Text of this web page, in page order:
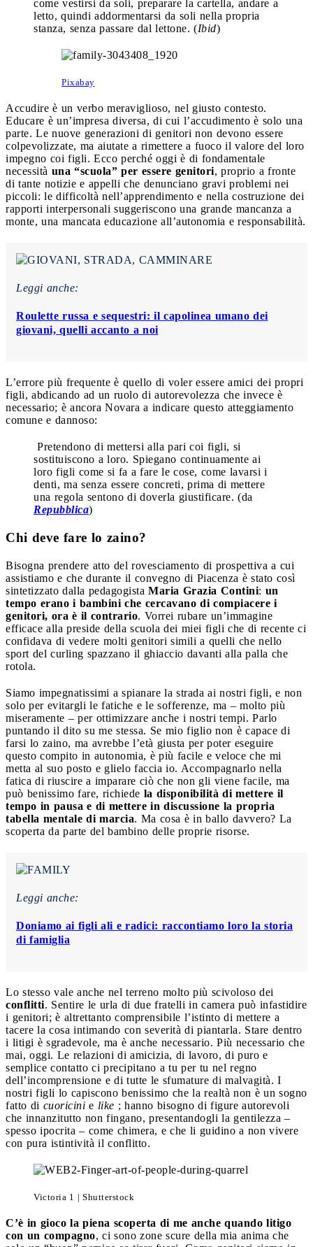
come vestirsi da soli, preparare la cartella, andare a
letto, quindi addormentarsi da soli nella propria
stanza, senza passare dal lettone. (Ibid)
Pixabay
Accudire è un verbo meraviglioso, nel giusto contesto.
Educare è un’impresa diversa, di cui l’accudimento è solo una
parte. Le nuove generazioni di genitori non devono essere
colpevolizzate, ma aiutate a rimettere a fuoco il valore del loro
impegno coi figli. Ecco perché oggi è di fondamentale
necessità una “scuola” per essere genitori, proprio a fronte
di tante notizie e appelli che denunciano gravi problemi nei
piccoli: le difficoltà nell’apprendimento e nella costruzione dei
rapporti interpersonali suggeriscono una grande mancanza a
monte, una mancata educazione all’autonomia e responsabilità.
Leggi anche:
Roulette russa e sequestri: il capolinea umano dei
giovani, quelli accanto a noi
L’errore più frequente è quello di voler essere amici dei propri
figli, abdicando ad un ruolo di autorevolezza che invece è
necessario; è ancora Novara a indicare questo atteggiamento
comune e dannoso:
Pretendono di mettersi alla pari coi figli, si
sostituiscono a loro. Spiegano continuamente ai
loro figli come si fa a fare le cose, come lavarsi i
denti, ma senza essere concreti, prima di mettere
una regola sentono di doverla giustificare. (da
Repubblica)
Chi deve fare lo zaino?
Bisogna prendere atto del rovesciamento di prospettiva a cui
assistiamo e che durante il convegno di Piacenza è stato così
sintetizzato dalla pedagogista Maria Grazia Contini: un
tempo erano i bambini che cercavano di compiacere i
genitori, ora è il contrario. Vorrei rubare un’immagine
efficace alla preside della scuola dei miei figli che di recente ci
confidava di vedere molti genitori simili a quelli che nello
sport del curling spazzano il ghiaccio davanti alla palla che
rotola.
Siamo impegnatissimi a spianare la strada ai nostri figli, e non
solo per evitargli le fatiche e le sofferenze, ma – molto più
miseramente – per ottimizzare anche i nostri tempi. Parlo
puntando il dito su me stessa. Se mio figlio non è capace di
farsi lo zaino, ma avrebbe l’età giusta per poter eseguire
questo compito in autonomia, è più facile e veloce che mi
metta al suo posto e glielo faccia io. Accompagnarlo nella
fatica di riuscire a imparare ciò che non gli viene facile, ma
può benissimo fare, richiede la disponibilità di mettere il
tempo in pausa e di mettere in discussione la propria
tabella mentale di marcia. Ma cosa è in ballo davvero? La
scoperta da parte del bambino delle proprie risorse.
Leggi anche:
Doniamo ai figli ali e radici: raccontiamo loro la storia
di famiglia
Lo stesso vale anche nel terreno molto più scivoloso dei
conflitti. Sentire le urla di due fratelli in camera può infastidire
i genitori; è altrettanto comprensibile l’istinto di mettere a
tacere la cosa intimando con severità di piantarla. Stare dentro
i litigi è sgradevole, ma è anche necessario. Più necessario che
mai, oggi. Le relazioni di amicizia, di lavoro, di puro e
semplice contatto ci precipitano a tu per tu nel regno
dell’incomprensione e di tutte le sfumature di malvagità. I
nostri figli lo capiscono benissimo che la realtà non è un sogno
fatto di cuoricini e like ; hanno bisogno di figure autorevoli
che innanzitutto non fingano, presentandogli la gentilezza –
spesso ipocrita – come chimera, e che li guidino a non vivere
con pura istintività il conflitto.
Victoria 1 | Shutterstock
C’è in gioco la piena scoperta di me anche quando litigo
con un compagno, ci sono zone scure della mia anima che